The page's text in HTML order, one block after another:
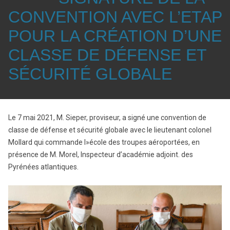
CONVENTION AVEC L’ETAP
POUR LA CRÉATION D’UNE
CLASSE DE DÉFENSE ET
SÉCURITÉ GLOBALE
Le 7 mai 2021, M. Sieper, proviseur, a signé une convention de
classe de défense et sécurité globale avec le lieutenant colonel
Mollard qui commande l»école des troupes aéroportées, en
présence de M. Morel, Inspecteur d’académie adjoint. des
Pyrénées atlantiques.